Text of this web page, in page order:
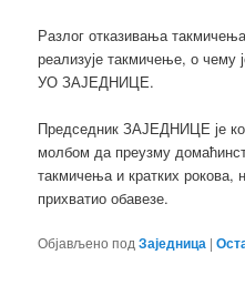
Разлог отказивања
реализује такмичење, о чему
УО ЗАЈЕДНИЦЕ.
Председник ЗАЈЕДНИЦЕ је
молбом да преузму
такмичења и кратких рокова,
прихватио обавезе.
Објављено под Заједница |